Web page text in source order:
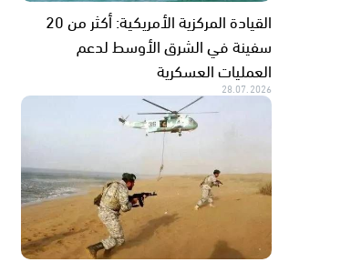
القيادة المركزية الأمريكية: أكثر من 20
سفينة في الشرق الأوسط لدعم
العمليات العسكرية
28.07.2026